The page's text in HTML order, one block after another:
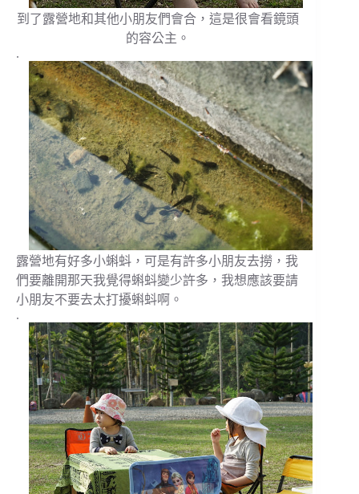
到了露營地和其他小朋友們會合，這是很會看鏡頭
的容公主。
.
露營地有好多小蝌蚪，可是有許多小朋友去撈，我
們要離開那天我覺得蝌蚪變少許多，我想應該要請
小朋友不要去太打擾蝌蚪啊。
.